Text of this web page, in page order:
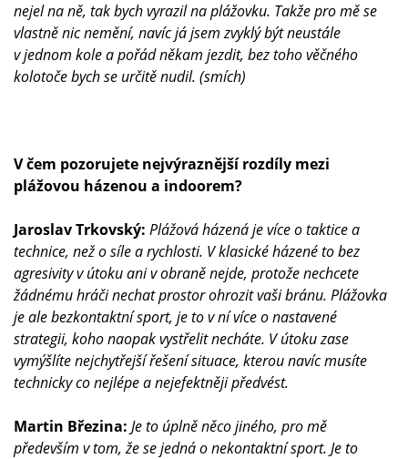
nejel na ně, tak bych vyrazil na plážovku. Takže pro mě se
vlastně nic nemění, navíc já jsem zvyklý být neustále
v jednom kole a pořád někam jezdit, bez toho věčného
kolotoče bych se určitě nudil. (smích)
V čem pozorujete nejvýraznější rozdíly mezi
plážovou házenou a indoorem?
Jaroslav Trkovský: Plážová házená je více o taktice a
technice, než o síle a rychlosti. V klasické házené to bez
agresivity v útoku ani v obraně nejde, protože nechcete
žádnému hráči nechat prostor ohrozit vaši bránu. Plážovka
je ale bezkontaktní sport, je to v ní více o nastavené
strategii, koho naopak vystřelit necháte. V útoku zase
vymýšlíte nejchytřejší řešení situace, kterou navíc musíte
technicky co nejlépe a nejefektněji předvést.
Martin Březina: Je to úplně něco jiného, pro mě
především v tom, že se jedná o nekontaktní sport. Je to